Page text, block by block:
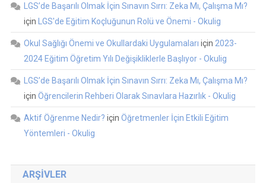
LGS’de Başarılı Olmak İçin Sınavın Sırrı: Zeka Mı, Çalışma Mı?
için
LGS'de Eğitim Koçluğunun Rolü ve Önemi - Okulig
Okul Sağlığı Önemi ve Okullardaki Uygulamaları için 2023-
2024 Eğitim Öğretim Yılı Değişikliklerle Başlıyor - Okulig
LGS’de Başarılı Olmak İçin Sınavın Sırrı: Zeka Mı, Çalışma Mı?
için Öğrencilerin Rehberi Olarak Sınavlara Hazırlık - Okulig
Aktif Öğrenme Nedir? için Öğretmenler İçin Etkili Eğitim
Yöntemleri - Okulig
ARŞIVLER